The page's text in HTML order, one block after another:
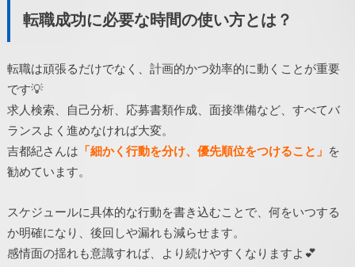
転職成功に必要な時間の使い方とは？
転職は頑張るだけでなく、計画的かつ効率的に動くことが重要
です💡
求人検索、自己分析、応募書類作成、面接準備など、すべてバ
ランスよく進めなければ大変。
吉都紀さんは 「細かく行動を分け、優先順位をつけること」 を
勧めています。
スケジュールに具体的な行動を書き込むことで、何をいつする
か明確になり、後回しや漏れも減らせます。
感情面の揺れも意識すれば、より続けやすくなりますよ💕